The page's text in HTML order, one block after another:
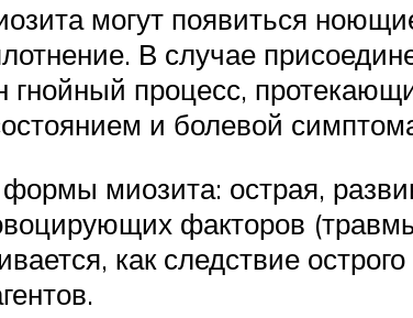
могут появиться
В случае
гнойный процесс,
и болевой
миозита: острая,
факторов
как следствие